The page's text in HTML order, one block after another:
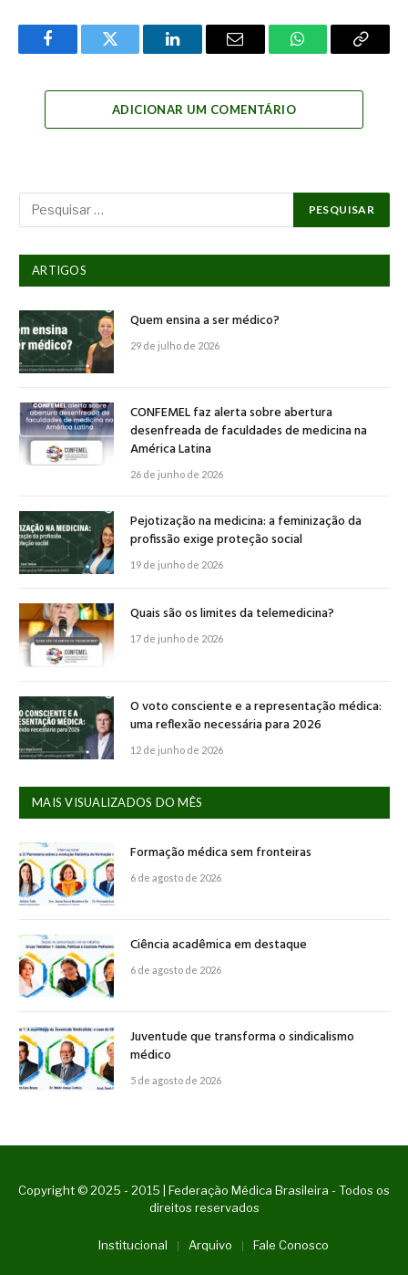
FacebookTwitter LinkedInEmail WhatsAppCopy
ADICIONAR UM COMENTÁRIO
ARTIGOS
Quem ensina a ser médico?
29 de julho de 2026
CONFEMEL faz alerta sobre abertura
desenfreada de faculdades de medicina na
América Latina
26 de junho de 2026
Pejotização na medicina: a feminização da
profissão exige proteção social
19 de junho de 2026
Quais são os limites da telemedicina?
17 de junho de 2026
O voto consciente e a representação médica:
uma reflexão necessária para 2026
12 de junho de 2026
MAIS VISUALIZADOS DO MÊS
Formação médica sem fronteiras
6 de agosto de 2026
Ciência acadêmica em destaque
6 de agosto de 2026
Juventude que transforma o sindicalismo
médico
5 de agosto de 2026
Copyright © 2025 - 2015 | Federação Médica Brasileira - Todos os
direitos reservados
Institucional Arquivo Fale Conosco